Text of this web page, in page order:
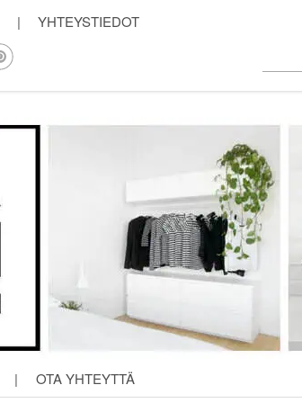
| YHTEYSTIEDOT
| OTA YHTEYTTÄ